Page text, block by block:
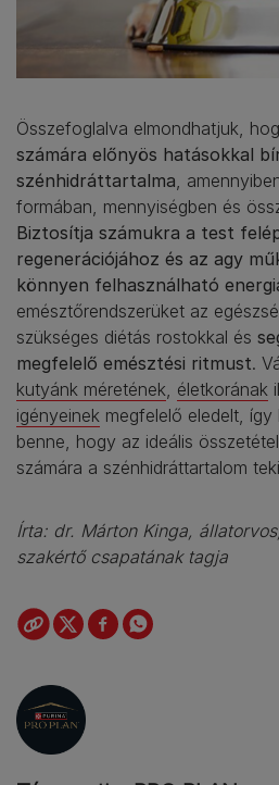
Összefoglalva elmondhatjuk,
számára előnyös hatásokkal
szénhidráttartalma,
formában, mennyiségben és
Biztosítja számukra a test
regenerációjához és az agy
könnyen felhasználható
emésztőrendszerüket az
szükséges diétás rostokkal és
megfelelő emésztési ritmust.
kutyánk méretének, életkorának
igényeinek megfelelő eledelt,
benne, hogy az ideális
számára a szénhidráttartalom
Írta: dr. Márton Kinga,
szakértő csapatának tagja